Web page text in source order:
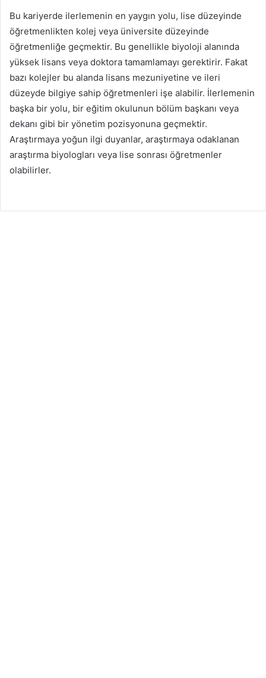
Bu kariyerde ilerlemenin en yaygın yolu, lise düzeyinde
öğretmenlikten kolej veya üniversite düzeyinde
öğretmenliğe geçmektir. Bu genellikle biyoloji alanında
yüksek lisans veya doktora tamamlamayı gerektirir. Fakat
bazı kolejler bu alanda lisans mezuniyetine ve ileri
düzeyde bilgiye sahip öğretmenleri işe alabilir. İlerlemenin
başka bir yolu, bir eğitim okulunun bölüm başkanı veya
dekanı gibi bir yönetim pozisyonuna geçmektir.
Araştırmaya yoğun ilgi duyanlar, araştırmaya odaklanan
araştırma biyologları veya lise sonrası öğretmenler
olabilirler.